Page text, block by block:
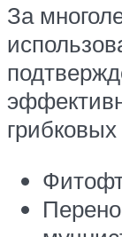
За